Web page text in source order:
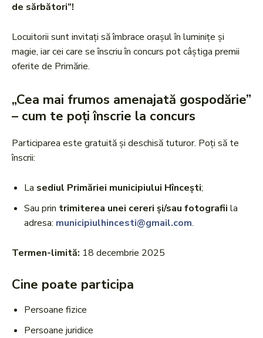
de sărbători”!
Locuitorii sunt invitați să îmbrace orașul în luminițe și
magie, iar cei care se înscriu în concurs pot câștiga premii
oferite de Primărie.
„Cea mai frumos amenajată gospodărie”
– cum te poți înscrie la concurs
Participarea este gratuită și deschisă tuturor. Poți să te
înscrii:
La sediul Primăriei municipiului Hîncești;
Sau prin trimiterea unei cereri și/sau fotografii la
adresa: municipiulhincesti@gmail.com.
Termen-limită: 18 decembrie 2025
Cine poate participa
Persoane fizice
Persoane juridice